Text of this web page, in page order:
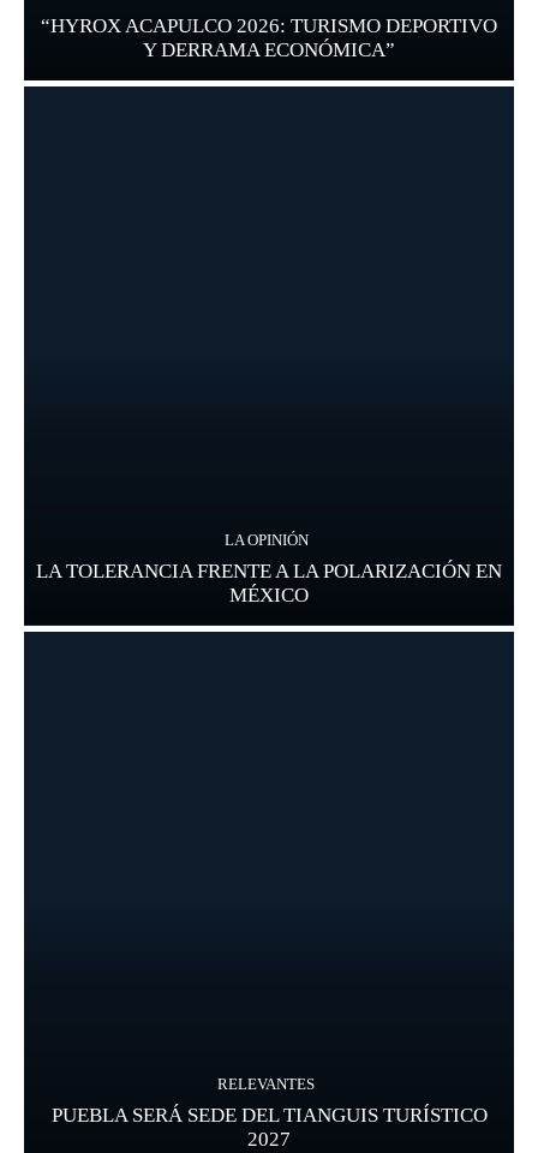
“HYROX ACAPULCO 2026: TURISMO DEPORTIVO
Y DERRAMA ECONÓMICA”
LA OPINIÓN
LA TOLERANCIA FRENTE A LA POLARIZACIÓN EN
MÉXICO
RELEVANTES
PUEBLA SERÁ SEDE DEL TIANGUIS TURÍSTICO
2027